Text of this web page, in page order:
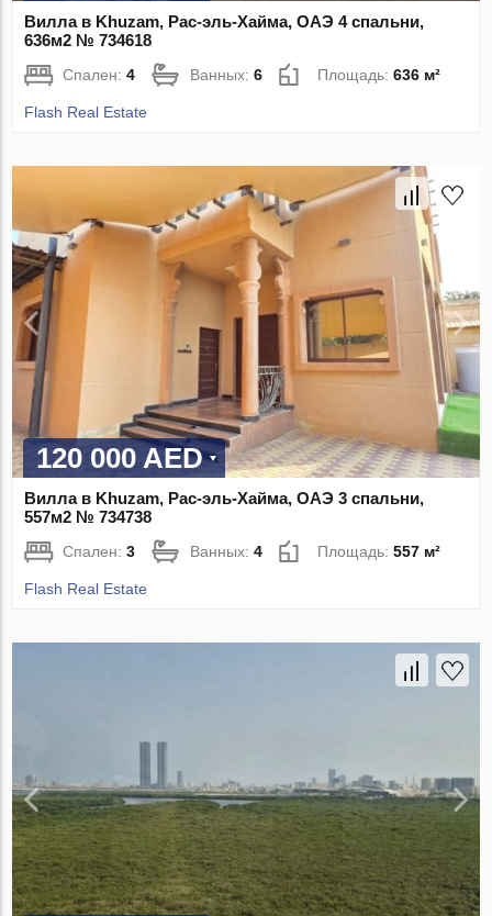
Вилла в Khuzam, Рас-эль-Хайма, ОАЭ 4 спальни,
636м2 № 734618
Спален:4 Ванных:6 Площадь:636 м²
Flash Real Estate
120 000 AED
Вилла в Khuzam, Рас-эль-Хайма, ОАЭ 3 спальни,
557м2 № 734738
Спален:3 Ванных:4 Площадь:557 м²
Flash Real Estate